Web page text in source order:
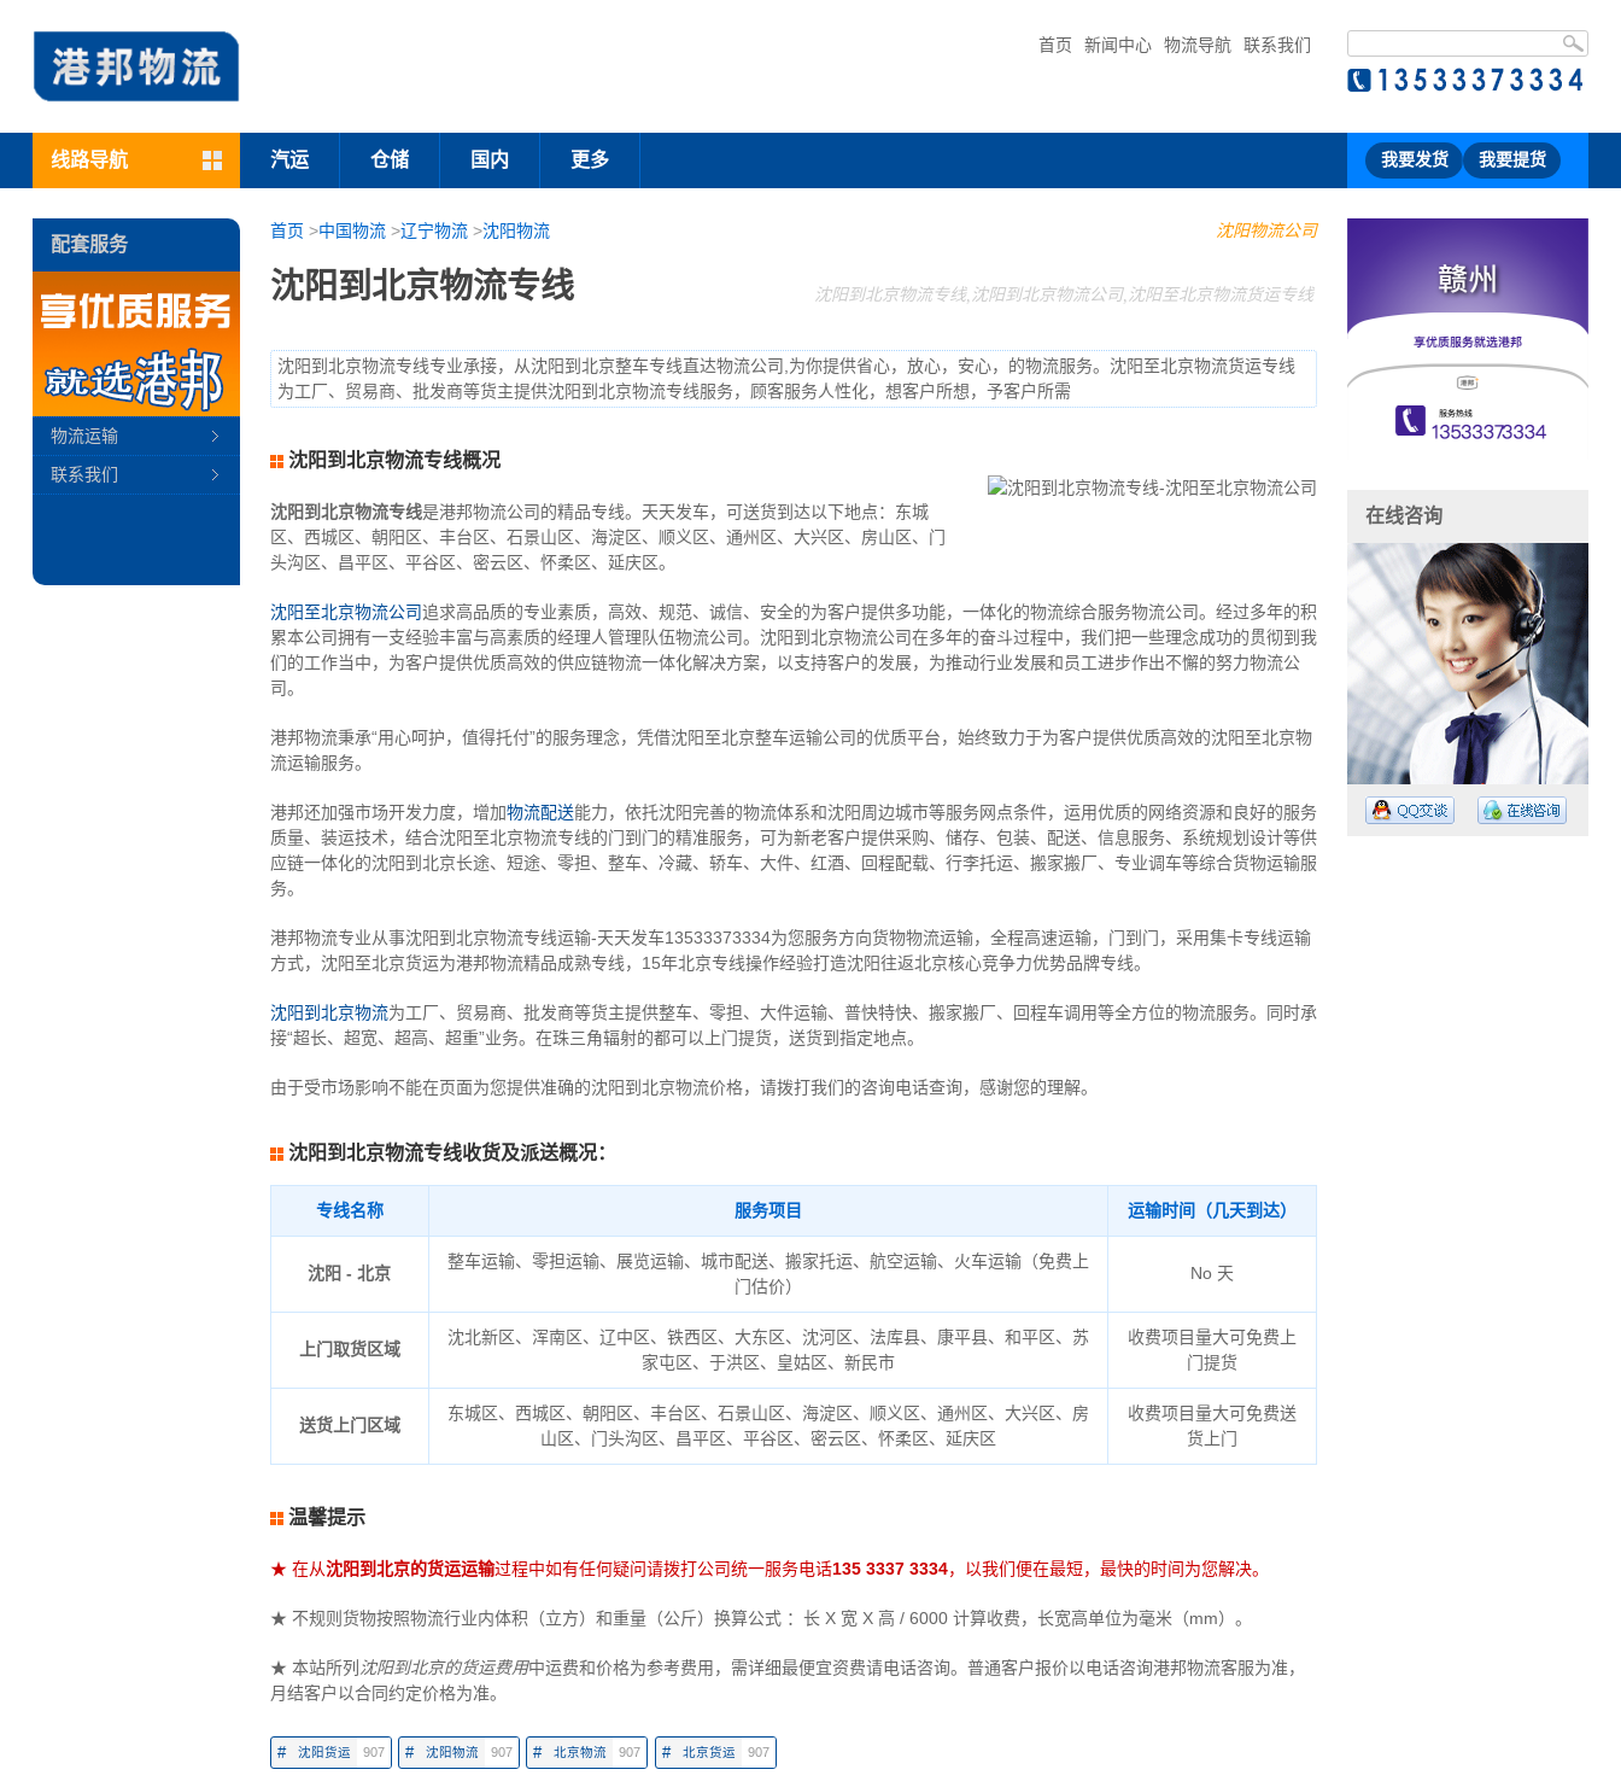
首页 新闻中心 物流导航 联系我们
线路导航 汽运 仓储 国内 更多 我要发货 我要提货
沈阳物流公司
首页 >中国物流>辽宁物流>沈阳物流
沈阳到北京物流专线 沈阳到北京物流专线,沈阳到北京物流公司,沈阳至北京物流货运专线
沈阳到北京物流专线专业承接，从沈阳到北京整车专线直达物流公司,为你提供省心，放心，安心，的物流服务。沈阳至北京物流货运专线
为工厂、贸易商、批发商等货主提供沈阳到北京物流专线服务，顾客服务人性化，想客户所想，予客户所需
沈阳到北京物流专线概况
沈阳到北京物流专线是港邦物流公司的精品专线。天天发车，可送货到达以下地点：东城
区、西城区、朝阳区、丰台区、石景山区、海淀区、顺义区、通州区、大兴区、房山区、门
头沟区、昌平区、平谷区、密云区、怀柔区、延庆区。
沈阳至北京物流公司追求高品质的专业素质，高效、规范、诚信、安全的为客户提供多功能，一体化的物流综合服务物流公司。经过多年的积
累本公司拥有一支经验丰富与高素质的经理人管理队伍物流公司。沈阳到北京物流公司在多年的奋斗过程中，我们把一些理念成功的贯彻到我
们的工作当中，为客户提供优质高效的供应链物流一体化解决方案，以支持客户的发展，为推动行业发展和员工进步作出不懈的努力物流公
司。
港邦物流秉承“用心呵护，值得托付”的服务理念，凭借沈阳至北京整车运输公司的优质平台，始终致力于为客户提供优质高效的沈阳至北京物
流运输服务。
港邦还加强市场开发力度，增加物流配送能力，依托沈阳完善的物流体系和沈阳周边城市等服务网点条件，运用优质的网络资源和良好的服务
质量、装运技术，结合沈阳至北京物流专线的门到门的精准服务，可为新老客户提供采购、储存、包装、配送、信息服务、系统规划设计等供
应链一体化的沈阳到北京长途、短途、零担、整车、冷藏、轿车、大件、红酒、回程配载、行李托运、搬家搬厂、专业调车等综合货物运输服
务。
港邦物流专业从事沈阳到北京物流专线运输-天天发车13533373334为您服务方向货物物流运输，全程高速运输，门到门，采用集卡专线运输
方式，沈阳至北京货运为港邦物流精品成熟专线，15年北京专线操作经验打造沈阳往返北京核心竞争力优势品牌专线。
沈阳到北京物流为工厂、贸易商、批发商等货主提供整车、零担、大件运输、普快特快、搬家搬厂、回程车调用等全方位的物流服务。同时承
接“超长、超宽、超高、超重”业务。在珠三角辐射的都可以上门提货，送货到指定地点。
由于受市场影响不能在页面为您提供准确的沈阳到北京物流价格，请拨打我们的咨询电话查询，感谢您的理解。
沈阳到北京物流专线收货及派送概况：
专线名称 服务项目 运输时间（几天到达）
沈阳 - 北京
整车运输、零担运输、展览运输、城市配送、搬家托运、航空运输、火车运输（免费上
门估价）
No 天
上门取货区域
沈北新区、浑南区、辽中区、铁西区、大东区、沈河区、法库县、康平县、和平区、苏
家屯区、于洪区、皇姑区、新民市
收费项目量大可免费上
门提货
送货上门区域
东城区、西城区、朝阳区、丰台区、石景山区、海淀区、顺义区、通州区、大兴区、房
山区、门头沟区、昌平区、平谷区、密云区、怀柔区、延庆区
收费项目量大可免费送
货上门
温馨提示
★ 在从沈阳到北京的货运运输过程中如有任何疑问请拨打公司统一服务电话135 3337 3334，以我们便在最短，最快的时间为您解决。
★ 不规则货物按照物流行业内体积（立方）和重量（公斤）换算公式 ：长 X 宽 X 高 / 6000 计算收费，长宽高单位为毫米（mm）。
★ 本站所列 沈阳到北京的货运费用中运费和价格为参考费用，需详细最便宜资费请电话咨询。普通客户报价以电话咨询港邦物流客服为准，
月结客户以合同约定价格为准。
# 沈阳货运 907 # 沈阳物流 907 # 北京物流 907 # 北京货运 907
配套服务
物流运输
联系我们
在线咨询